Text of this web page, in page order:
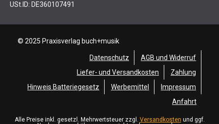
USt.ID: DE360107491
© 2025 Praxisverlag buch+musik
Datenschutz
AGB und Widerruf
Liefer- und Versandkosten
Zahlung
Hinweis Batteriegesetz
Werbemittel
Impressum
Anfahrt
Alle Preise inkl. gesetzl. Mehrwertsteuer zzgl. Versandkosten und ggf.